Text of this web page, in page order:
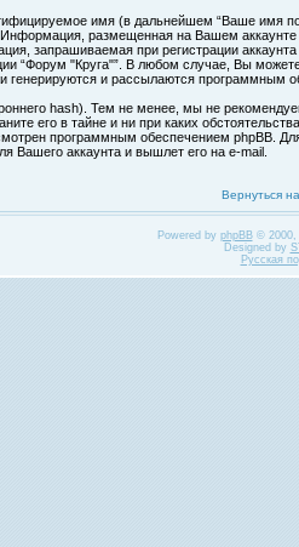
имя (в дальнейшем “Ваше имя
размещенная на Вашем
запрашиваемая при регистрации
“Форум "Круга"”. В любом случае, Вы
генерируются и рассылаются программным
hash). Тем не менее, мы не
его в тайне и ни при каких
программным обеспечением phpBB.
Вашего аккаунта и вышлет его на e-mail.
Вернуться
Powered by phpBB© 2000,
Designed by
Русская